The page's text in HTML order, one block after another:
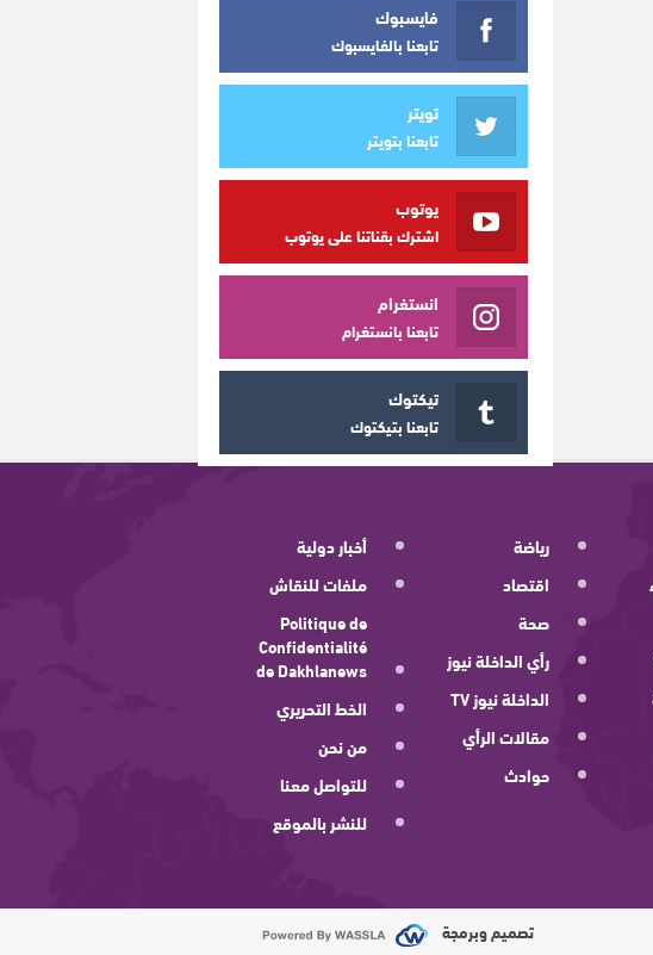
فايسبوك
تابعنا بالفايسبوك
تويتر
تابعنا بتويتر
يوتوب
اشترك بقناتنا على يوتوب
انستغرام
تابعنا بانستغرام
تيكتوك
تابعنا بتيكتوك
رياضة
اقتصاد
صحة
رأي الداخلة نيوز
الداخلة نيوز TV
مقالات الرأي
حوادث
أخبار دولية
ملفات للنقاش
Politique de
Confidentialité
de Dakhlanews
الخط التحريري
من نحن
للتواصل معنا
للنشر بالموقع
تصميم وبرمجة